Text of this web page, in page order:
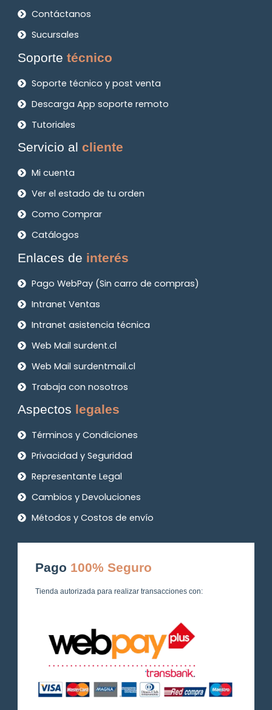
Contáctanos
Sucursales
Soportetécnico
Soporte técnico y post venta
Descarga App soporte remoto
Tutoriales
Servicio alcliente
Mi cuenta
Ver el estado de tu orden
Como Comprar
Catálogos
Enlaces de interés
Pago WebPay (Sin carro de compras)
Intranet Ventas
Intranet asistencia técnica
Web Mail surdent.cl
Web Mail surdentmail.cl
Trabaja con nosotros
Aspectos legales
Términos y Condiciones
Privacidad y Seguridad
Representante Legal
Cambios y Devoluciones
Métodos y Costos de envío
Pago 100% Seguro
Tienda autorizada para realizar transacciones con: